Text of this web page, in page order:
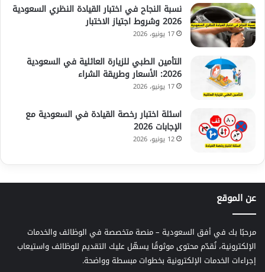
نسبة النجاح في اختبار القيادة النظري السعودية
2026 وشروط اجتياز الاختبار
17 يونيو، 2026
التأمين الطبي للزيارة العائلية في السعودية
2026: الأسعار وطريقة الشراء
17 يونيو، 2026
اسئلة اختبار رخصة القيادة في السعودية مع
الإجابات 2026
12 يونيو، 2026
عن الموقع
مرحبًا بك في أفق السعودية – منصة متخصصة في الوظائف والخدمات
الإلكترونية، نُقدّم محتوى موثوقًا يسهّل عليك التقديم للوظائف واستيعاب
إجراءات الخدمات الإلكترونية بخطوات مبسطة وواضحة.